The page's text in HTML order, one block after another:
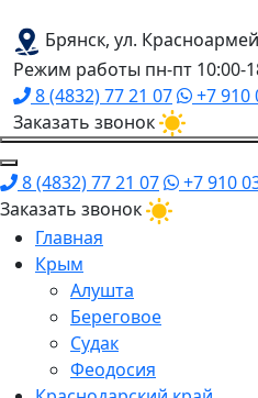
Брянск, ул.
Режим работы пн-пт 10:00-
8 (4832) 77 21 07
+7 910
Заказать звонок
8 (4832) 77 21 07
+7 910
Заказать звонок
Главная
Крым
Алушта
Береговое
Судак
Феодосия